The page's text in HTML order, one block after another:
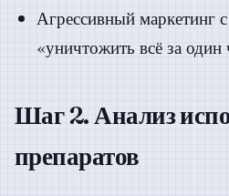
Агрессивный маркетинг
«уничтожить всё за один
Шаг 2. Анализ
препаратов